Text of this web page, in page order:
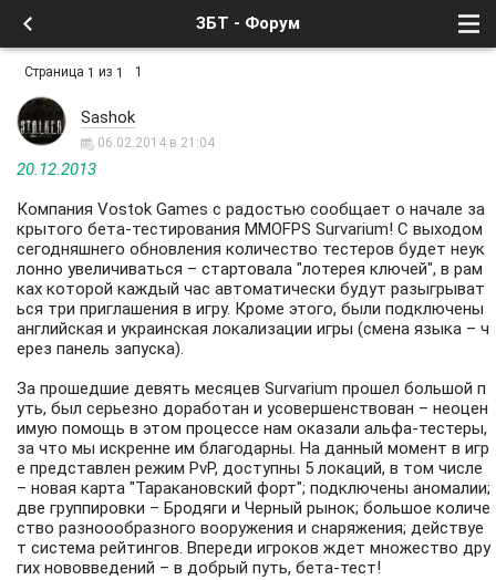
ЗБТ - Форум
Страница 1 из 1 1
Sashok
06.02.2014 в 21:04
20.12.2013
Компания Vostok Games с радостью сообщает о начале за
крытого бета-тестирования MMOFPS Survarium! С выходом
сегодняшнего обновления количество тестеров будет неук
лонно увеличиваться – стартовала "лотерея ключей", в рам
ках которой каждый час автоматически будут разыгрыват
ься три приглашения в игру. Кроме этого, были подключены
английская и украинская локализации игры (смена языка – ч
ерез панель запуска).
За прошедшие девять месяцев Survarium прошел большой п
уть, был серьезно доработан и усовершенствован – неоцен
имую помощь в этом процессе нам оказали альфа-тестеры,
за что мы искренне им благодарны. На данный момент в игр
е представлен режим PvP, доступны 5 локаций, в том числе
– новая карта "Таракановский форт"; подключены аномалии;
две группировки – Бродяги и Черный рынок; большое количе
ство разноообразного вооружения и снаряжения; действуе
т система рейтингов. Впереди игроков ждет множество дру
гих нововведений – в добрый путь, бета-тест!